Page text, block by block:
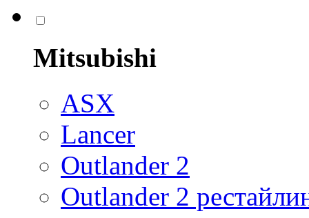
Mitsubishi
ASX
Lancer
Outlander 2
Outlander 2